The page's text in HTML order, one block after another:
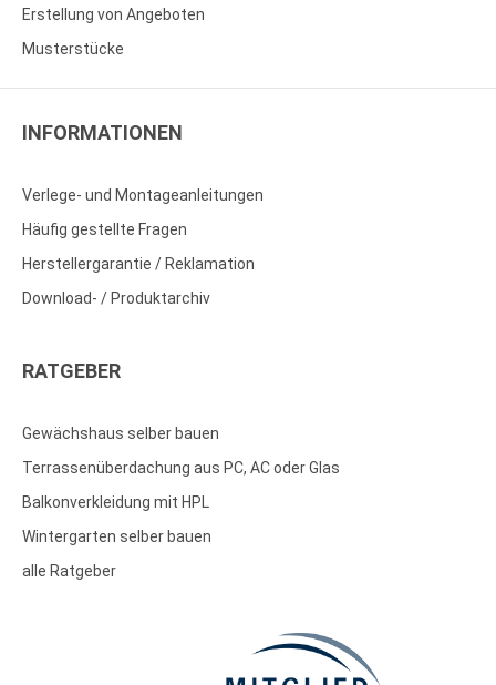
Erstellung von Angeboten
Musterstücke
INFORMATIONEN
Verlege- und Montageanleitungen
Häufig gestellte Fragen
Herstellergarantie / Reklamation
Download- / Produktarchiv
RATGEBER
Gewächshaus selber bauen
Terrassenüberdachung aus PC, AC oder Glas
Balkonverkleidung mit HPL
Wintergarten selber bauen
alle Ratgeber